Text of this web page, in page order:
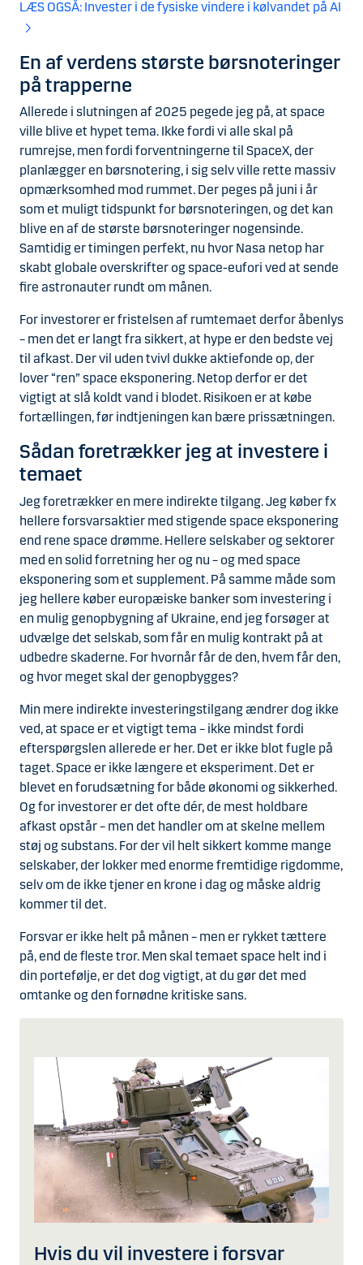
LÆS OGSÅ: Invester i de fysiske vindere i kølvandet på AI
En af verdens største børsnoteringer
på trapperne
Allerede i slutningen af 2025 pegede jeg på, at space
ville blive et hypet tema. Ikke fordi vi alle skal på
rumrejse, men fordi forventningerne til SpaceX, der
planlægger en børsnotering, i sig selv ville rette massiv
opmærksomhed mod rummet. Der peges på juni i år
som et muligt tidspunkt for børsnoteringen, og det kan
blive en af de største børsnoteringer nogensinde.
Samtidig er timingen perfekt, nu hvor Nasa netop har
skabt globale overskrifter og space-eufori ved at sende
fire astronauter rundt om månen.
For investorer er fristelsen af rumtemaet derfor åbenlys
– men det er langt fra sikkert, at hype er den bedste vej
til afkast. Der vil uden tvivl dukke aktiefonde op, der
lover “ren” space eksponering. Netop derfor er det
vigtigt at slå koldt vand i blodet. Risikoen er at købe
fortællingen, før indtjeningen kan bære prissætningen.
Sådan foretrækker jeg at investere i
temaet
Jeg foretrækker en mere indirekte tilgang. Jeg køber fx
hellere forsvarsaktier med stigende space eksponering
end rene space drømme. Hellere selskaber og sektorer
med en solid forretning her og nu – og med space
eksponering som et supplement. På samme måde som
jeg hellere køber europæiske banker som investering i
en mulig genopbygning af Ukraine, end jeg forsøger at
udvælge det selskab, som får en mulig kontrakt på at
udbedre skaderne. For hvornår får de den, hvem får den,
og hvor meget skal der genopbygges?
Min mere indirekte investeringstilgang ændrer dog ikke
ved, at space er et vigtigt tema – ikke mindst fordi
efterspørgslen allerede er her. Det er ikke blot fugle på
taget. Space er ikke længere et eksperiment. Det er
blevet en forudsætning for både økonomi og sikkerhed.
Og for investorer er det ofte dér, de mest holdbare
afkast opstår – men det handler om at skelne mellem
støj og substans. For der vil helt sikkert komme mange
selskaber, der lokker med enorme fremtidige rigdomme,
selv om de ikke tjener en krone i dag og måske aldrig
kommer til det.
Forsvar er ikke helt på månen – men er rykket tættere
på, end de fleste tror. Men skal temaet space helt ind i
din portefølje, er det dog vigtigt, at du gør det med
omtanke og den fornødne kritiske sans.
Hvis du vil investere i forsvar